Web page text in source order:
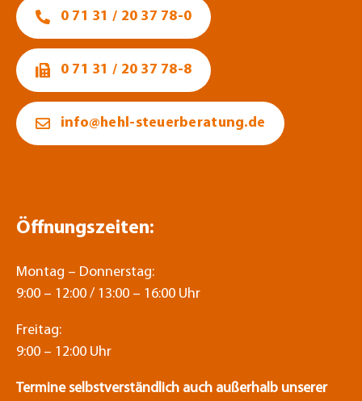
0 71 31 / 20 37 78-0
0 71 31 / 20 37 78-8
info@hehl-steuerberatung.de
Öffnungszeiten:
Montag – Donnerstag:
9:00 – 12:00 / 13:00 – 16:00 Uhr
Freitag:
9:00 – 12:00 Uhr
Termine selbstverständlich auch außerhalb unserer